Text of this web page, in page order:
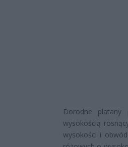
Dorodne platany
wysokością
wysokości i